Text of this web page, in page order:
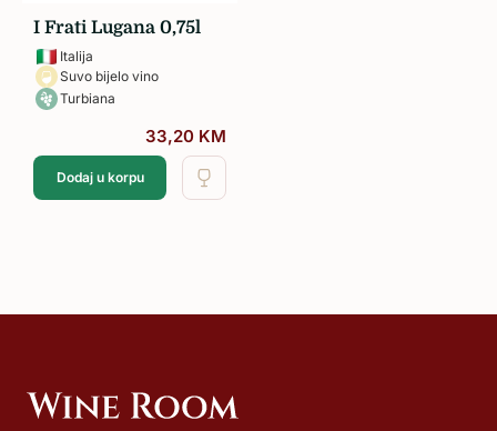
I Frati Lugana 0,75l
Italija
Suvo bijelo vino
Turbiana
33,20 KM
Dodaj u korpu